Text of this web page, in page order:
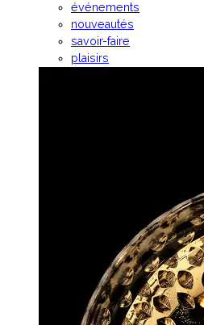
événements
nouveautés
savoir-faire
plaisirs